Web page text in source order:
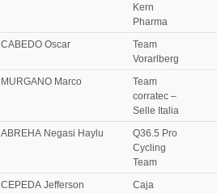
Kern
Pharma
CABEDO Oscar
Team
Vorarlberg
MURGANO Marco
Team
corratec –
Selle Italia
ABREHA Negasi Haylu
Q36.5 Pro
Cycling
Team
CEPEDA Jefferson
Caja